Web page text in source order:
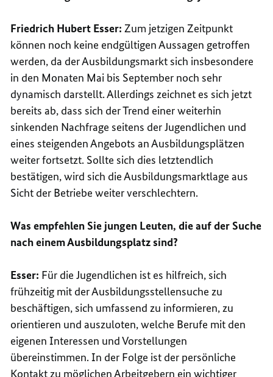
Friedrich Hubert Esser:Zum jetzigen Zeitpunkt
können noch keine endgültigen Aussagen getroffen
werden, da der Ausbildungsmarkt sich insbesondere
in den Monaten Mai bis September noch sehr
dynamisch darstellt. Allerdings zeichnet es sich jetzt
bereits ab, dass sich der Trend einer weiterhin
sinkenden Nachfrage seitens der Jugendlichen und
eines steigenden Angebots an Ausbildungsplätzen
weiter fortsetzt. Sollte sich dies letztendlich
bestätigen, wird sich die Ausbildungsmarktlage aus
Sicht der Betriebe weiter verschlechtern.
Was empfehlen Sie jungen Leuten, die auf der Suche
nach einem Ausbildungsplatz sind?
Esser: Für die Jugendlichen ist es hilfreich, sich
frühzeitig mit der Ausbildungsstellensuche zu
beschäftigen, sich umfassend zu informieren, zu
orientieren und auszuloten, welche Berufe mit den
eigenen Interessen und Vorstellungen
übereinstimmen. In der Folge ist der persönliche
Kontakt zu möglichen Arbeitgebern ein wichtiger